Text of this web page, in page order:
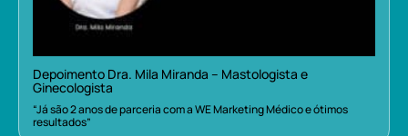
Depoimento Dra. Mila Miranda – Mastologista e
Ginecologista
“Já são 2 anos de parceria com a WE Marketing Médico e ótimos
resultados”